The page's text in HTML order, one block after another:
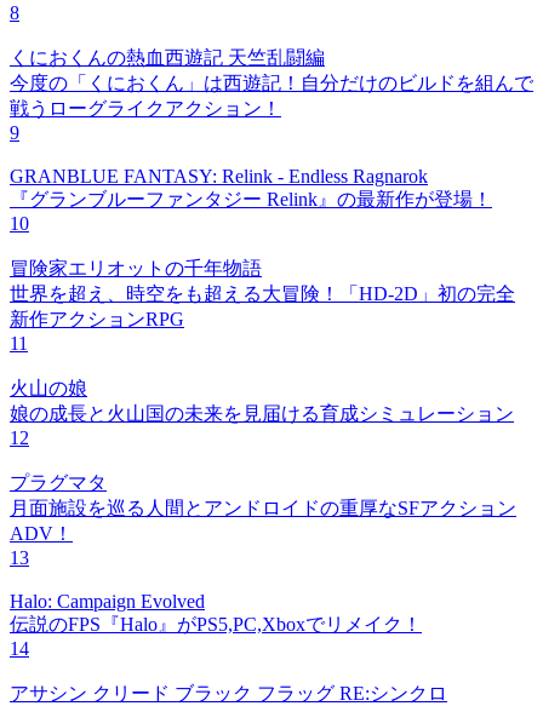
8
くにおくんの熱血西遊記 天竺乱闘編
今度の「くにおくん」は西遊記！自分だけのビルドを組んで
戦うローグライクアクション！
9
GRANBLUE FANTASY: Relink - Endless Ragnarok
『グランブルーファンタジー Relink』の最新作が登場！
10
冒険家エリオットの千年物語
世界を超え、時空をも超える大冒険！「HD-2D」初の完全
新作アクションRPG
11
火山の娘
娘の成長と火山国の未来を見届ける育成シミュレーション
12
プラグマタ
月面施設を巡る人間とアンドロイドの重厚なSFアクション
ADV！
13
Halo: Campaign Evolved
伝説のFPS『Halo』がPS5,PC,Xboxでリメイク！
14
アサシン クリード ブラック フラッグ RE:シンクロ